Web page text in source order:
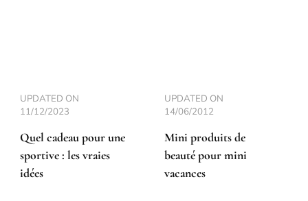
UPDATED ON
11/12/2023
Quel cadeau pour une
sportive : les vraies
idées
UPDATED ON
14/06/2012
Mini produits de
beauté pour mini
vacances